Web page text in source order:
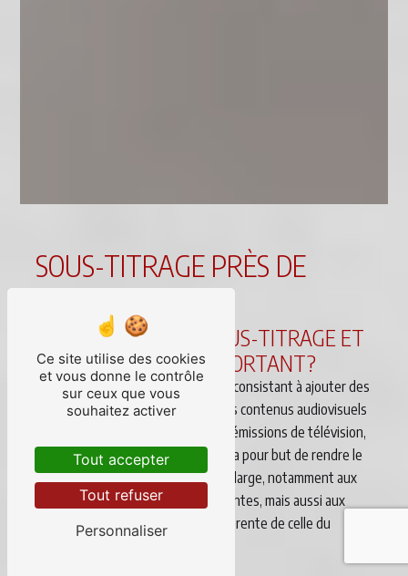
SOUS-TITRAGE PRÈS DE
MONTREUIL
QU'EST-CE QUE LE SOUS-TITRAGE ET
POURQUOI EST-IL IMPORTANT?
Le sous-titrage est une technique consistant à ajouter des
textes écrits synchronisés avec des contenus audiovisuels
tels que des vidéos, des films, des émissions de télévision,
des cours en ligne, etc. Ce procédé a pour but de rendre le
contenu accessible à un public plus large, notamment aux
personnes sourdes ou malentendantes, mais aussi aux
personnes parlant une langue différente de celle du
Ce site utilise des cookies
et vous donne le contrôle
sur ceux que vous
souhaitez activer
Tout accepter
Tout refuser
Personnaliser